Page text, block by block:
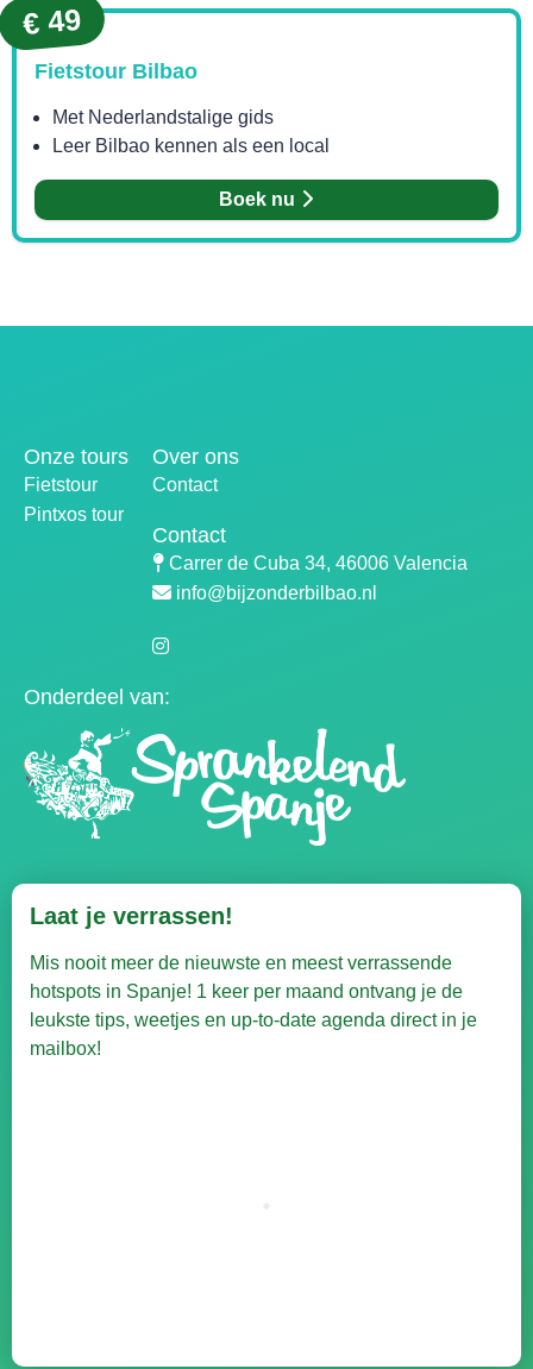
HANDIG!
€ 49
Fietstour Bilbao
Met Nederlandstalige gids
Leer Bilbao kennen als een local
Boek nu
Onze tours
Fietstour
Pintxos tour
Over ons
Contact
Contact
Carrer de Cuba 34, 46006 Valencia
info@bijzonderbilbao.nl
Onderdeel van:
Laat je verrassen!
Mis nooit meer de nieuwste en meest verrassende
hotspots in Spanje! 1 keer per maand ontvang je de
leukste tips, weetjes en up-to-date agenda direct in je
mailbox!